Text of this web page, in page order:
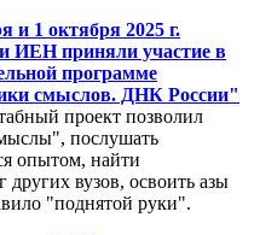
и 1 октября 2025 г.
ИЕН приняли участие в
программе
смыслов. ДНК России"
проект позволил
послушать
опытом, найти
вузов, освоить азы
"поднятой руки".